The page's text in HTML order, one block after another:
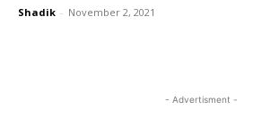
Shadik - November 2, 2021
- Advertisment -